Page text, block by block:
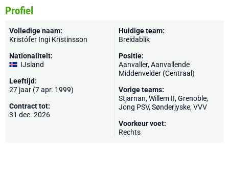
Profiel
Volledige naam:
Kristófer Ingi Kristinsson
Nationaliteit:
IJsland
Leeftijd:
27 jaar (7 apr. 1999)
Contract tot:
31 dec. 2026
Huidige team:
Breidablik
Positie:
Aanvaller, Aanvallende
Middenvelder (Centraal)
Vorige teams:
Stjarnan,Willem II,Grenoble,
Jong PSV, Sønderjyske,VVV
Voorkeur voet:
Rechts